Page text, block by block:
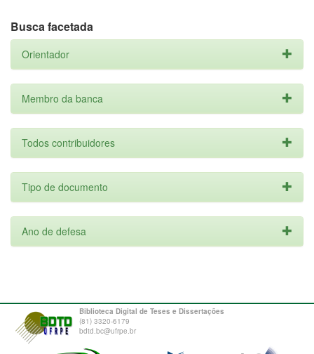
Busca facetada
Orientador
Membro da banca
Todos contribuidores
Tipo de documento
Ano de defesa
Biblioteca Digital de Teses e Dissertações
(81) 3320-6179
bdtd.bc@ufrpe.br